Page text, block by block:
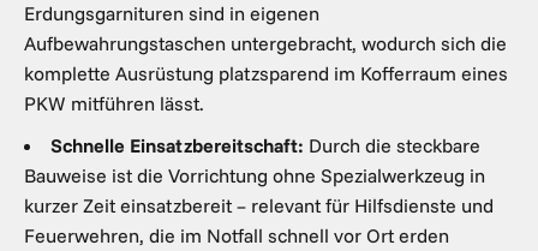
Erdungsgarnituren sind in eigenen
Aufbewahrungstaschen untergebracht, wodurch sich die
komplette Ausrüstung platzsparend im Kofferraum eines
PKW mitführen lässt.
Schnelle Einsatzbereitschaft: Durch die steckbare
Bauweise ist die Vorrichtung ohne Spezialwerkzeug in
kurzer Zeit einsatzbereit – relevant für Hilfsdienste und
Feuerwehren, die im Notfall schnell vor Ort erden